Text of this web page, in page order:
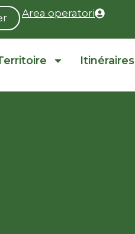
Area operatori
Itinéraires